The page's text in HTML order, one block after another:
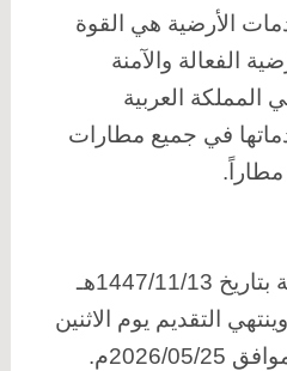
الأرضية هي القوة
الفعالة والآمنة
المملكة العربية
في جميع مطارات
– يبدأ التقديم يوم الجمعة بتاريخ 1447/11/13هـ
2026/05/01م وينتهي التقديم يوم الاثنين